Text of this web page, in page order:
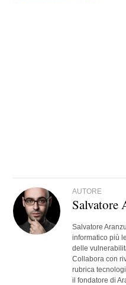
AUTORE
Salvatore
Salvatore
informatico più
delle
Collabora con
rubrica
il fondatore di